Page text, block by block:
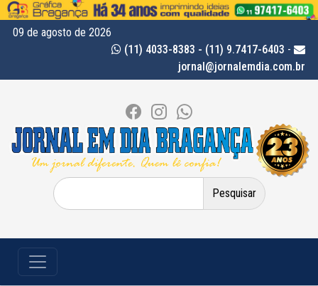
09 de agosto de 2026
(11) 4033-8383 - (11) 9.7417-6403 -
jornal@jornalemdia.com.br
Pesquisar
por: